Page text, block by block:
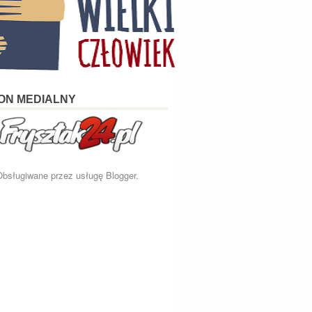
MEDIALNY
przez usługę Blogger.